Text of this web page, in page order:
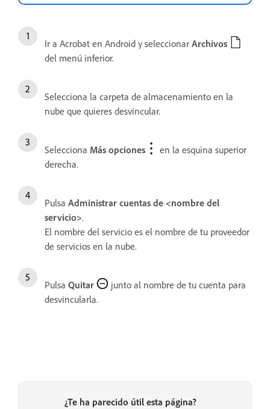
Ir a Acrobat en Android y seleccionar Archivos
del menú inferior.
Selecciona la carpeta de almacenamiento en la
nube que quieres desvincular.
Selecciona Más opciones
en la esquina superior
derecha.
Pulsa Administrar cuentas de <nombre del
servicio>.
El nombre del servicio es el nombre de tu proveedor
de servicios en la nube.
Pulsa Quitar
junto al nombre de tu cuenta para
desvincularla.
¿Te ha parecido útil esta página?